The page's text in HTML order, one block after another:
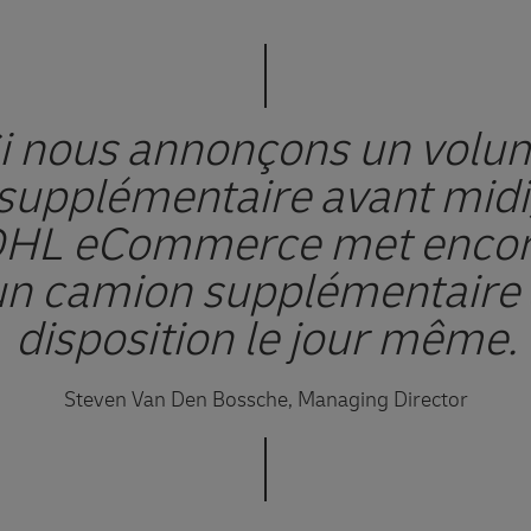
nous annonçons un
avant
eCommerce met
camion supplémentaire
disposition le jour même.
Steven Van Den Bossche, Managing Director